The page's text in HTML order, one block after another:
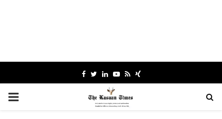
Facebook
TwitterLinkedinYoutube
RssXing
PRIMARY